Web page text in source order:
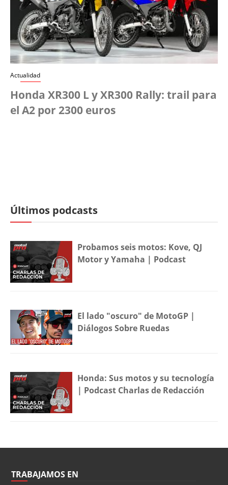
Actualidad
Honda XR300 L y XR300 Rally: trail para
el A2 por 2300 euros
Últimos podcasts
Probamos seis motos: Kove, QJ
Motor y Yamaha | Podcast
El lado "oscuro" de MotoGP |
Diálogos Sobre Ruedas
Honda: Sus motos y su tecnología
| Podcast Charlas de Redacción
TRABAJAMOS EN